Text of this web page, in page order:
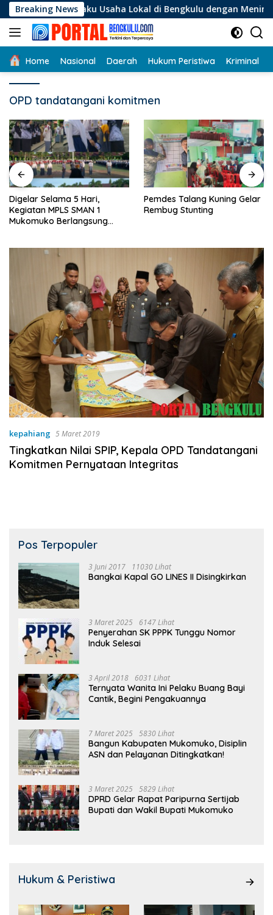
Langsung
ke
konten
Breaking News
Pelaku Usaha Lokal di Bengkulu dengan Meningkatkan
Home Nasional Daerah Hukum Peristiwa Kriminal
OPD tandatangani komitmen
Digelar Selama 5 Hari,
Kegiatan MPLS SMAN 1
Mukomuko Berlangsung
Pemdes Talang Kuning Gelar
Rembug Stunting
kepahiang 5 Maret 2019
Tingkatkan Nilai SPIP, Kepala OPD Tandatangani
Komitmen Pernyataan Integritas
Pos Terpopuler
3 Juni 2017 11030 Lihat
Bangkai Kapal GO LINES II Disingkirkan
3 Maret 2025 6147 Lihat
Penyerahan SK PPPK Tunggu Nomor
Induk Selesai
3 April 2018 6031 Lihat
Ternyata Wanita Ini Pelaku Buang Bayi
Cantik, Begini Pengakuannya
7 Maret 2025 5830 Lihat
Bangun Kabupaten Mukomuko, Disiplin
ASN dan Pelayanan Ditingkatkan!
3 Maret 2025 5829 Lihat
DPRD Gelar Rapat Paripurna Sertijab
Bupati dan Wakil Bupati Mukomuko
Hukum & Peristiwa